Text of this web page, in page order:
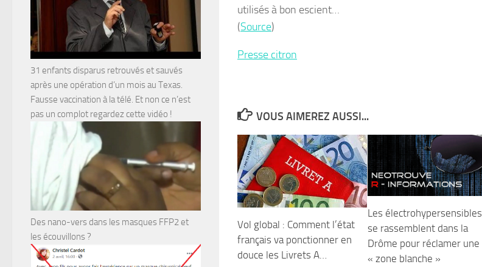
utilisés à bon escient…
(Source)
Presse citron
VOUS AIMEREZ AUSSI...
Vol global : Comment l’état
français va ponctionner en
douce les Livrets A…
Les électrohypersensibles
se rassemblent dans la
Drôme pour réclamer une
« zone blanche »
31 enfants disparus retrouvés et sauvés
après une opération d’un mois au Texas.
Fausse vaccination à la télé. Et non ce n’est
pas un complot regardez cette vidéo !
Des nano-vers dans les masques FFP2 et
les écouvillons ?